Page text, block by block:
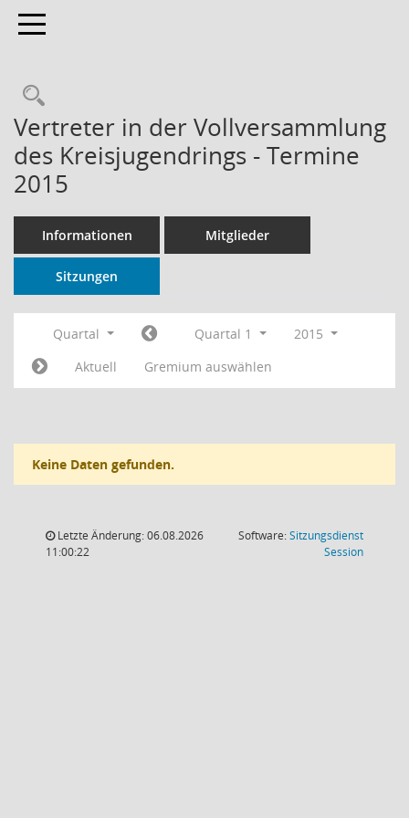
Toggle navigation
Rechercheauswahl
Vertreter in der Vollversammlung
des Kreisjugendrings - Termine
2015
Informationen Mitglieder
Sitzungen
Quartal Quartal 1
2015
Aktuell
Gremium auswählen
Keine Daten gefunden.
Letzte Änderung: 06.08.2026
11:00:22
Software:Sitzungsdienst
Session(Wird in